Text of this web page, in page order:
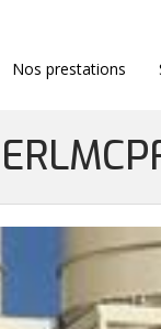
Nos prestations